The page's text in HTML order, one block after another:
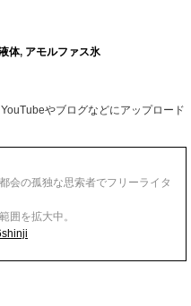
体, アモルファス氷
やブログなどにアップロード
会の孤独な思索者でフリーライタ
囲を拡大中。